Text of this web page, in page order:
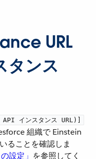
URL
タンス
インスタンス URL)]
組織で Einstein
ることを確認しま
設定」 ​を参照してく